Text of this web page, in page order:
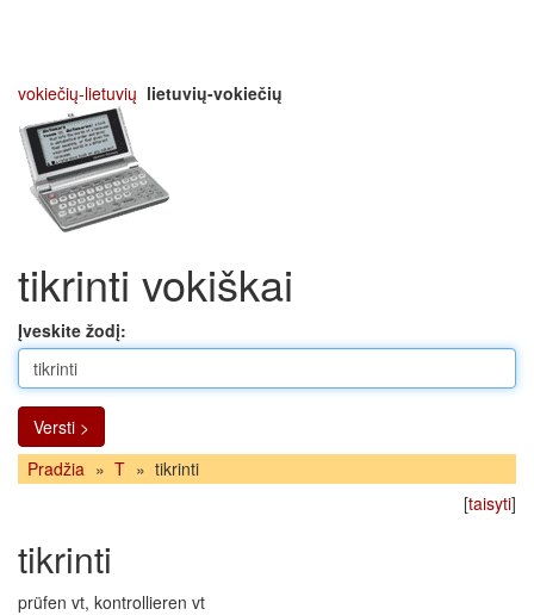
vokiečių-lietuvių lietuvių-vokiečių
tikrinti vokiškai
Įveskite žodį:
Versti >
Pradžia » T » tikrinti
[taisyti]
tikrinti
prüfen vt, kontrollieren vt